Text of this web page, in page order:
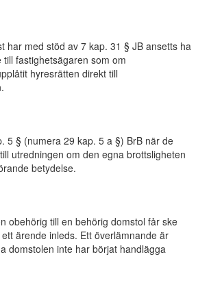
har med stöd av 7 kap. 31 § JB ansetts ha
fastighetsägaren som om
hyresrätten direkt till
5 § (numera 29 kap. 5 a §) BrB när de
utredningen om den egna brottsligheten
betydelse.
obehörig till en behörig domstol får ske
ärende inleds. Ett överlämnande är
domstolen inte har börjat handlägga